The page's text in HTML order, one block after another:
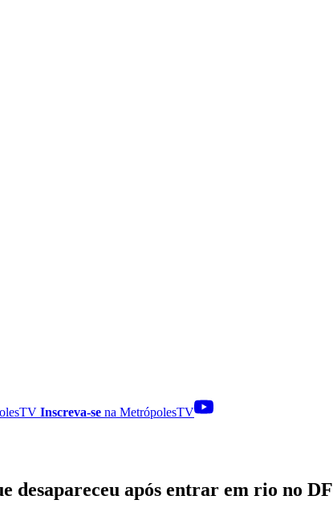
Inscreva-se na MetrópolesTV
desapareceu após entrar em rio no DF